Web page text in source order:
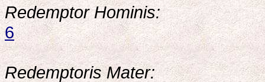
Redemptor Hominis:
6
Redemptoris Mater: